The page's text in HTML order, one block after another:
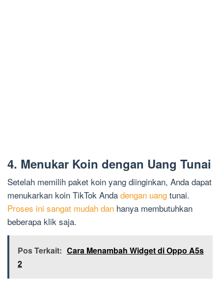
4. Menukar Koin dengan Uang Tunai
Setelah memilih paket koin yang diinginkan, Anda dapat
menukarkan koin TikTok Anda dengan uang tunai.
Proses ini sangat mudah dan hanya membutuhkan
beberapa klik saja.
Pos Terkait: Cara Menambah Widget di Oppo A5s
2